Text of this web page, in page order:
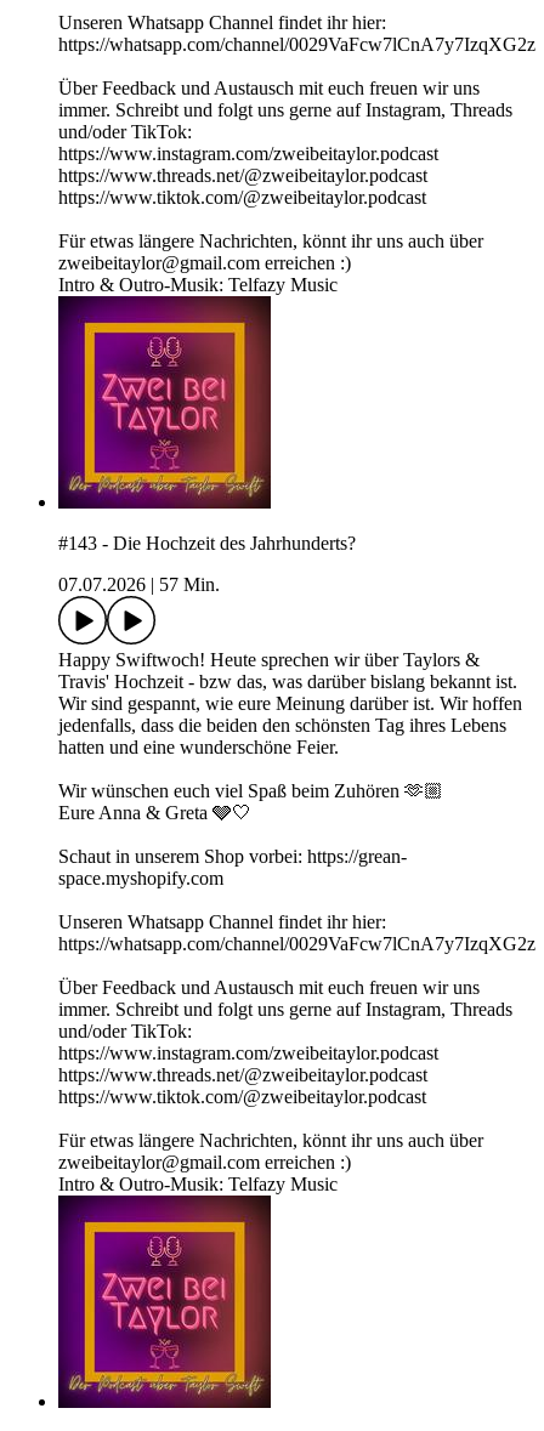
Unseren Whatsapp Channel findet ihr hier:
⁠⁠⁠⁠⁠⁠⁠⁠⁠⁠⁠⁠⁠⁠⁠⁠⁠⁠⁠⁠⁠⁠https://whatsapp.com/channel/0029VaFcw7lCnA7y7IzqXG2z⁠⁠⁠⁠⁠⁠⁠⁠⁠⁠⁠⁠⁠⁠⁠⁠⁠⁠⁠⁠⁠⁠
Über Feedback und Austausch mit euch freuen wir uns
immer. Schreibt und folgt uns gerne auf Instagram, Threads
und/oder TikTok:
https://www.instagram.com/zweibeitaylor.podcast
https://www.threads.net/@zweibeitaylor.podcast
https://www.tiktok.com/@zweibeitaylor.podcast
Für etwas längere Nachrichten, könnt ihr uns auch über
zweibeitaylor@gmail.com erreichen :)
Intro & Outro-Musik: Telfazy Music
#143 - Die Hochzeit des Jahrhunderts?
07.07.2026
57 Min.
Happy Swiftwoch! Heute sprechen wir über Taylors &
Travis' Hochzeit - bzw das, was darüber bislang bekannt ist.
Wir sind gespannt, wie eure Meinung darüber ist. Wir hoffen
jedenfalls, dass die beiden den schönsten Tag ihres Lebens
hatten und eine wunderschöne Feier.
Wir wünschen euch viel Spaß beim Zuhören 🫶🏼
Eure Anna & Greta 🩶🤍
Schaut in unserem Shop vorbei: https://grean-
space.myshopify.com
Unseren Whatsapp Channel findet ihr hier:
⁠⁠⁠⁠⁠⁠⁠⁠⁠⁠⁠⁠⁠⁠⁠⁠⁠⁠⁠⁠⁠⁠https://whatsapp.com/channel/0029VaFcw7lCnA7y7IzqXG2z⁠⁠⁠⁠⁠⁠⁠⁠⁠⁠⁠⁠⁠⁠⁠⁠⁠⁠⁠⁠⁠⁠
Über Feedback und Austausch mit euch freuen wir uns
immer. Schreibt und folgt uns gerne auf Instagram, Threads
und/oder TikTok:
https://www.instagram.com/zweibeitaylor.podcast
https://www.threads.net/@zweibeitaylor.podcast
https://www.tiktok.com/@zweibeitaylor.podcast
Für etwas längere Nachrichten, könnt ihr uns auch über
zweibeitaylor@gmail.com erreichen :)
Intro & Outro-Musik: Telfazy Music